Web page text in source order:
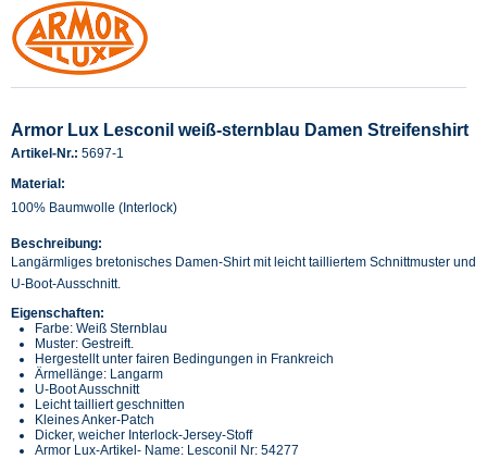
Armor Lux Lesconil weiß-sternblau Damen Streifenshirt
Artikel-Nr.: 5697-1
Material:
100% Baumwolle (Interlock)
Beschreibung:
Langärmliges bretonisches Damen-Shirt mit leicht tailliertem Schnittmuster und
U-Boot-Ausschnitt.
Eigenschaften:
Farbe: Weiß Sternblau
Muster: Gestreift.
Hergestellt unter fairen Bedingungen in Frankreich
Ärmellänge: Langarm
U-Boot Ausschnitt
Leicht tailliert geschnitten
Kleines Anker-Patch
Dicker, weicher Interlock-Jersey-Stoff
Armor Lux-Artikel- Name: Lesconil Nr: 54277